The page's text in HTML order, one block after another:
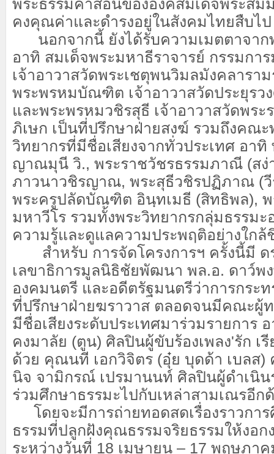
พระธรรมคำสอนขององค์สมเด็จพระสัม
คงคุณค่าและดำรงอยู่ในสังคมไทยสืบไป
นอกจากนี้ ยังได้รับความเมตตาจาก
อาทิ สมเด็จพระมหาธีราจารย์ กรรมกา
เจ้าอาวาสวัดพระเชตุพนวิมลมังคลารา
พระพรหมบัณฑิต เจ้าอาวาสวัดประยุรว
และพระพรหมวชิรสุธี เจ้าอาวาสวัดพร
ภิเษก เป็นที่ปรึกษาฝ่ายสงฆ์ รวมถึงคณะ
วิทยากรที่มีชื่อเสียงจากทั่วประเทศ อา
ญาณมุนี วิ., พระราชวัชรธรรมภาณี (สง่
ภาวนาวชิรญาณ, พระสุธีวชิรปฏิภาณ (
พระครูปลัดบัณฑิต อินฺทเมธี (สิทธิพล),
มหาวีโร รวมทั้งพระวิทยากรกลุ่มธรรม
ความรู้และดูแลความประพฤติอย่างใกล้
สำหรับ การจัดโครงการฯ ครั้งนี้มี ด
เลขาธิการมูลนิธิชัยพัฒนา พล.อ. ดาว์พ
องคมนตรี และอดีตรัฐมนตรีว่าการกระ
ที่ปรึกษาฝ่ายฆราวาส ตลอดจนมีคณะผู้
มีชื่อเสียงระดับประเทศมาร่วมรายการ
คงมาลัย (ตูน) ศิลปินผู้ขับร้องเพลง'รัก เ
ด้วย คุณนที เอกวิจิตร (อุ๋ย บุดด้า เบลส
นิจ จามิกรณ์ เปรมานนท์ ศิลปินผู้ดำเนิน
ร่วมศึกษาธรรมะไปกับเหล่าสามเณรอีก
โดยจะมีการถ่ายทอดสดเรื่องราวกา
ธรรมที่ปลูกฝังคุณธรรมจริยธรรมให้งอก
ระหว่างวันที่ 18 เมษายน – 17 พฤษภา